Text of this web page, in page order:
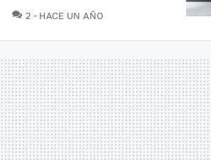
2 COMENTARIOS
HACE UN AÑO